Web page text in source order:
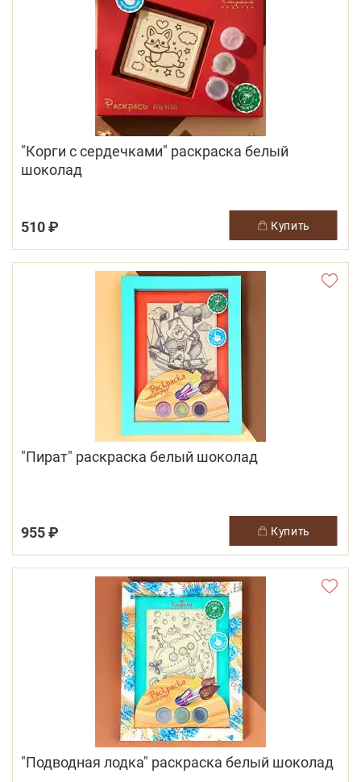
"Корги с сердечками" раскраска белый
шоколад
510 ₽ купить
"Пират" раскраска белый шоколад
955 ₽ купить
"Подводная лодка" раскраска белый шоколад